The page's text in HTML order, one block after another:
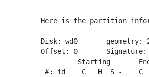
Here is the partition
Disk: wd0       geometry:
Offset: 0       Signature:
Starting
#: id    C   H  S -    C